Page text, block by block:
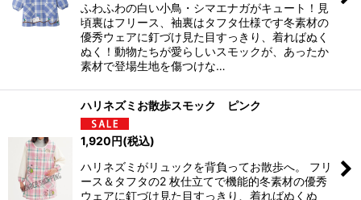
ふわふわの白い小鳥・シマエナガがキュート！見
頃裏はフリース、袖裏はタフタ仕様です冬素材の
優秀ウェアに釘づけ見た目すっきり、着ればぬく
ぬく！動物たちが愛らしいスモックが、あったか
素材で登場生地を傷つけな…
ハリネズミお散歩スモック ピンク
1,920円(税込)
ハリネズミがリュックを背負ってお散歩へ。 フリ
ース＆タフタの2 枚仕立てで機能的冬素材の優秀
ウェアに釘づけ見た目すっきり、着ればぬくぬ